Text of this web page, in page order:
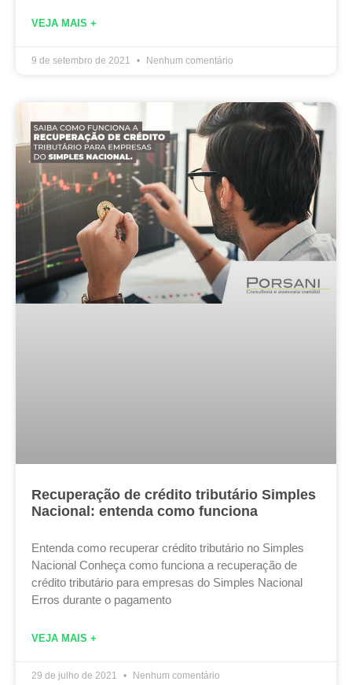
VEJA MAIS +
9 de setembro de 2021 Nenhum comentário
Recuperação de crédito tributário Simples
Nacional: entenda como funciona
Entenda como recuperar crédito tributário no Simples
Nacional Conheça como funciona a recuperação de
crédito tributário para empresas do Simples Nacional
Erros durante o pagamento
VEJA MAIS +
29 de julho de 2021 Nenhum comentário